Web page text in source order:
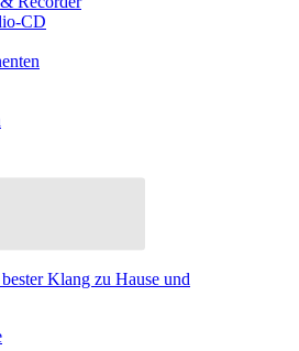
CD
Klang zu Hause und